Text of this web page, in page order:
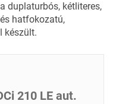
duplaturbós, kétliteres,
hatfokozatú,
készült.
210 LE aut.